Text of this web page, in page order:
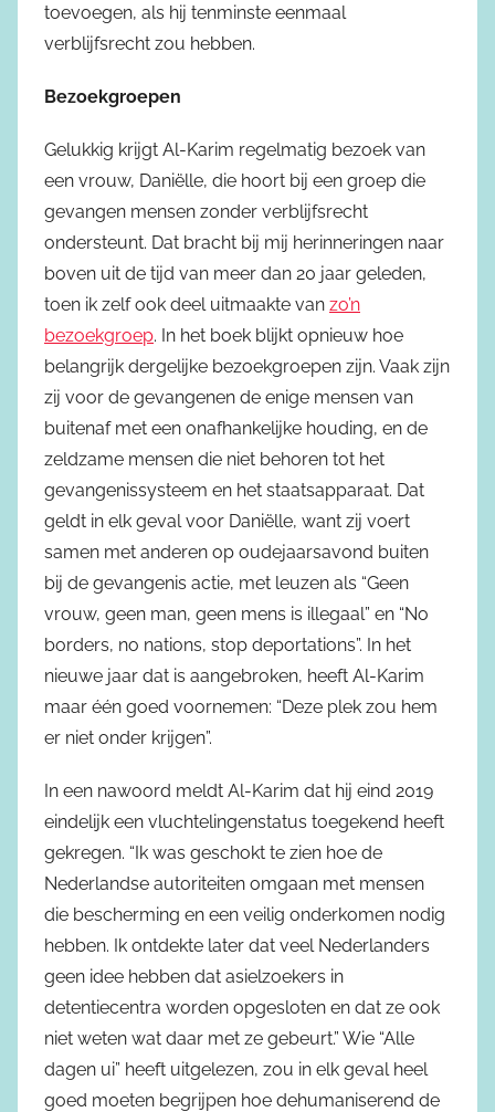
toevoegen, als hij tenminste eenmaal
verblijfsrecht zou hebben.
Bezoekgroepen
Gelukkig krijgt Al-Karim regelmatig bezoek van
een vrouw, Daniëlle, die hoort bij een groep die
gevangen mensen zonder verblijfsrecht
ondersteunt. Dat bracht bij mij herinneringen naar
boven uit de tijd van meer dan 20 jaar geleden,
toen ik zelf ook deel uitmaakte van zo’n
bezoekgroep. In het boek blijkt opnieuw hoe
belangrijk dergelijke bezoekgroepen zijn. Vaak zijn
zij voor de gevangenen de enige mensen van
buitenaf met een onafhankelijke houding, en de
zeldzame mensen die niet behoren tot het
gevangenissysteem en het staatsapparaat. Dat
geldt in elk geval voor Daniëlle, want zij voert
samen met anderen op oudejaarsavond buiten
bij de gevangenis actie, met leuzen als “Geen
vrouw, geen man, geen mens is illegaal” en “No
borders, no nations, stop deportations”. In het
nieuwe jaar dat is aangebroken, heeft Al-Karim
maar één goed voornemen: “Deze plek zou hem
er niet onder krijgen”.
In een nawoord meldt Al-Karim dat hij eind 2019
eindelijk een vluchtelingenstatus toegekend heeft
gekregen. “Ik was geschokt te zien hoe de
Nederlandse autoriteiten omgaan met mensen
die bescherming en een veilig onderkomen nodig
hebben. Ik ontdekte later dat veel Nederlanders
geen idee hebben dat asielzoekers in
detentiecentra worden opgesloten en dat ze ook
niet weten wat daar met ze gebeurt.” Wie “Alle
dagen ui” heeft uitgelezen, zou in elk geval heel
goed moeten begrijpen hoe dehumaniserend de